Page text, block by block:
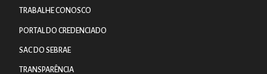
TRABALHE CONOSCO
PORTAL DO CREDENCIADO
SAC DO SEBRAE
TRANSPARÊNCIA